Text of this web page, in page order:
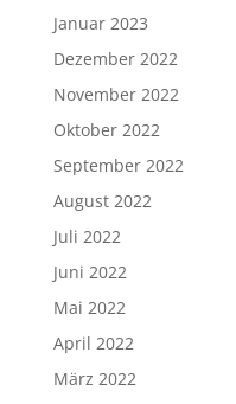
Januar 2023
Dezember 2022
November 2022
Oktober 2022
September 2022
August 2022
Juli 2022
Juni 2022
Mai 2022
April 2022
März 2022